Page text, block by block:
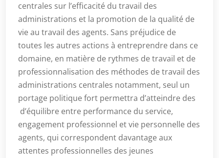
centrales sur l’efficacité du travail des
administrations et la promotion de la qualité de
vie au travail des agents. Sans préjudice de
toutes les autres actions à entreprendre dans ce
domaine, en matière de rythmes de travail et de
professionnalisation des méthodes de travail des
administrations centrales notamment, seul un
portage politique fort permettra d’atteindre des
d’équilibre entre performance du service,
engagement professionnel et vie personnelle des
agents, qui correspondent davantage aux
attentes professionnelles des jeunes